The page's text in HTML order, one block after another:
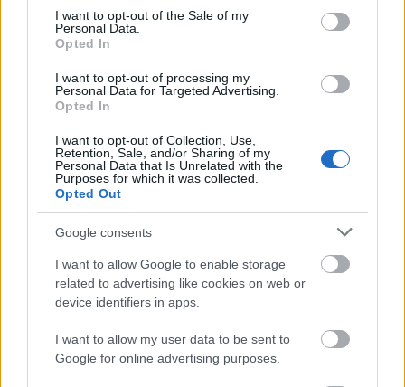
consent section.
I want to opt-out of the Sale of my
Personal Data.
Opted In
I want to opt-out of processing my
Personal Data for Targeted Advertising.
Opted In
I want to opt-out of Collection, Use,
Retention, Sale, and/or Sharing of my
Personal Data that Is Unrelated with the
Purposes for which it was collected.
Opted Out
Google consents
I want to allow Google to enable storage
related to advertising like cookies on web or
device identifiers in apps.
I want to allow my user data to be sent to
Google for online advertising purposes.
ban megkapta az Év Könyve jutalmat, amelyet
1989-ben, majd 1996-ban a
AFranka cirkusz
Lovak, kutyák, madarakésA manógyár
című
kötetei elnyerték az Év Gyermekkönyve
kitüntetést.
meséjéből mozifilm is készült, s aCsillagmajor
című novelláskötet három elbeszélése
alapján készült
A porcelánbaba
Bogármese
címmel Zsófi lányával közösen írt
mesekönyvük is megjelent.
1989-től ismét különböző irodalmi
folyóiratoknál töltött be állást, 1995 és 1998